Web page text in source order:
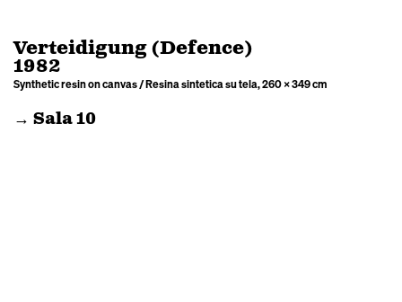
Verteidigung (Defence)
1982
Synthetic resin on canvas / Resina sintetica su tela, 260 × 349 cm
→ Sala 10